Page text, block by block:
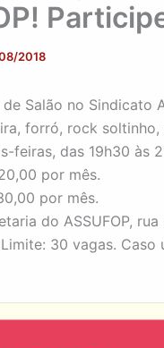
2018
Salão no Sindicato
forró, rock
feiras, das 19h30 às
por mês.
por mês.
do ASSUFOP,
30 vagas.